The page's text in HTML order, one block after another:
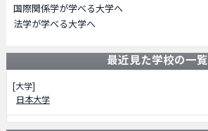
国際関係学が学べる大学へ
法学が学べる大学へ
最近見た学校の一覧
[大学]
日本大学